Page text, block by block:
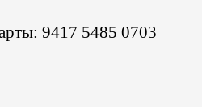
9417 5485 0703